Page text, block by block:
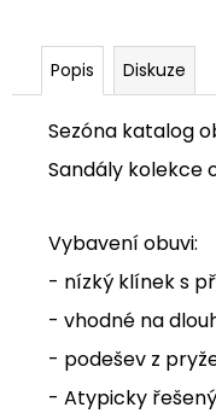
Popis Diskuze
Sezóna katalog
Sandály kolekce
Vybavení obuvi:
- nízký klínek s
- vhodné na
- podešev z
- Atypicky